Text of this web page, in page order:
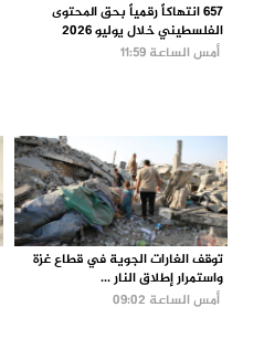
657 انتهاكاً رقمياً بحق المحتوى
الفلسطيني خلال يوليو 2026
أمس الساعة 11:59
توقف الغارات الجوية في قطاع غزة
واستمرار إطلاق النار ...
أمس الساعة 09:02